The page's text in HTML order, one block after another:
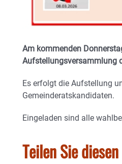
Am kommenden
Aufstellungsversammlung
Es erfolgt die Aufstellung
Gemeinderatskandidaten.
Eingeladen sind alle
Teilen Sie